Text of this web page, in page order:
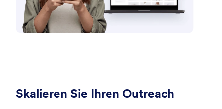
Skalieren Sie Ihren Outreach